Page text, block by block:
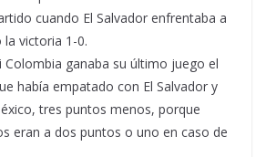
cuando El Salvador enfrentaba a
la victoria 1-0.
Colombia ganaba su último juego el
había empatado con El Salvador y
tres puntos menos, porque
eran a dos puntos o uno en caso de